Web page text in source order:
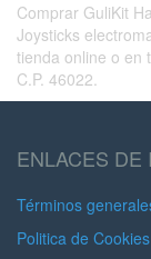
Comprar GuliKit
Joysticks
tienda online o en
C.P. 46022.
ENLACES DE
Términos
Politica de Cookies